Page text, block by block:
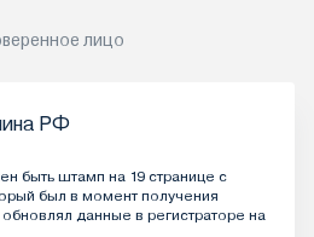
лицо
РФ
быть штамп на 19 странице с
был в момент получения
данные в регистраторе на